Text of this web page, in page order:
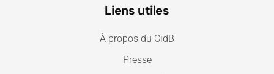
Liens utiles
À propos du CidB
Presse